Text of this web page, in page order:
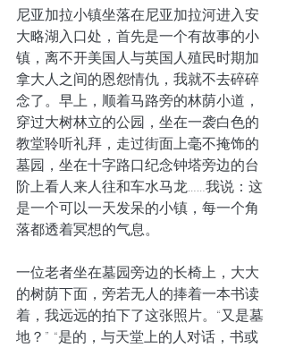
尼亚加拉小镇坐落在尼亚加拉河进入安
大略湖入口处，首先是一个有故事的小
镇，离不开美国人与英国人殖民时期加
拿大人之间的恩怨情仇，我就不去碎碎
念了。早上，顺着马路旁的林荫小道，
穿过大树林立的公园，坐在一袭白色的
教堂聆听礼拜，走过街面上毫不掩饰的
墓园，坐在十字路口纪念钟塔旁边的台
阶上看人来人往和车水马龙……我说：这
是一个可以一天发呆的小镇，每一个角
落都透着冥想的气息。
一位老者坐在墓园旁边的长椅上，大大
的树荫下面，旁若无人的捧着一本书读
着，我远远的拍下了这张照片。“又是墓
地？” “是的，与天堂上的人对话，书或